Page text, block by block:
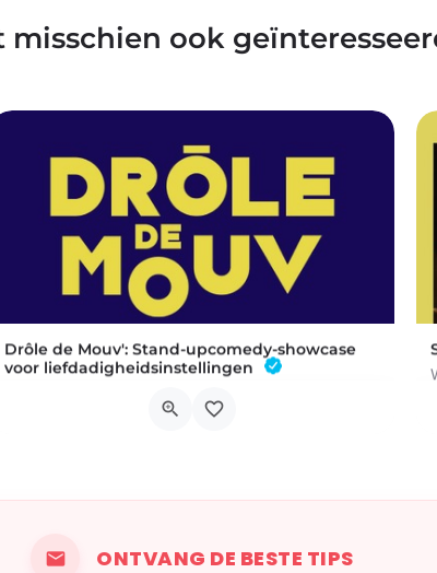
misschien ook
Drôle de Mouv': Stand-upcomedy-showcase
voor liefdadigheidsinstellingen
ONTVANG DE BESTE TIPS